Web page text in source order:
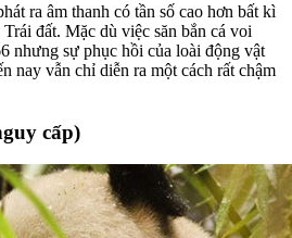
ra âm thanh có tần số cao hơn bất kì
đất. Mặc dù việc săn bắn cá voi
nhưng sự phục hồi của loài động vật
nay vẫn chỉ diễn ra một cách rất chậm
cấp)